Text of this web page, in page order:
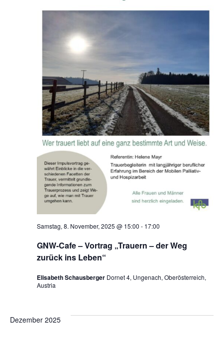
GNW-Cafe – Vortrag „Trauern – der Weg
zurück ins Leben“
Samstag, 8. November, 2025 @ 15:00 - 17:00
Elisabeth Schausberger Dornet 4, Ungenach, Oberösterreich,
Austria
Dezember 2025